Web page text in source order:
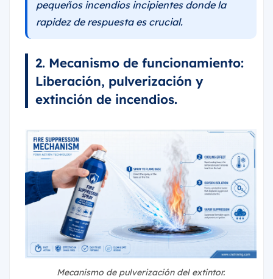
pequeños incendios incipientes donde la
rapidez de respuesta es crucial.
2. Mecanismo de funcionamiento:
Liberación, pulverización y
extinción de incendios.
Mecanismo de pulverización del extintor.